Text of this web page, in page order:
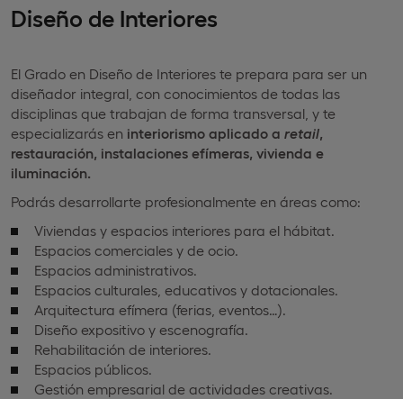
Diseño de Interiores
El Grado en Diseño de Interiores te prepara para ser un
diseñador integral, con conocimientos de todas las
disciplinas que trabajan de forma transversal, y te
especializarás en interiorismo aplicado a retail,
restauración, instalaciones efímeras, vivienda e
iluminación.
Podrás desarrollarte profesionalmente en áreas como:
Viviendas y espacios interiores para el hábitat.
Espacios comerciales y de ocio.
Espacios administrativos.
Espacios culturales, educativos y dotacionales.
Arquitectura efímera (ferias, eventos…).
Diseño expositivo y escenografía.
Rehabilitación de interiores.
Espacios públicos.
Gestión empresarial de actividades creativas.